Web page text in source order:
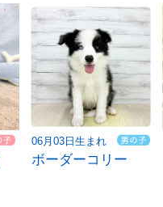
06月03日生まれ
ボーダーコリー